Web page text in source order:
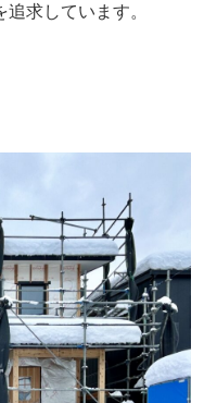
求しています。